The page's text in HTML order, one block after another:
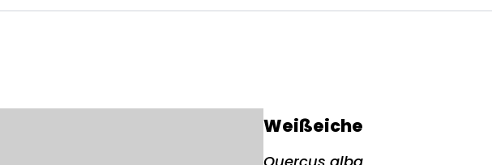
Weißeiche